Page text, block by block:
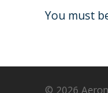
You must
© 2026